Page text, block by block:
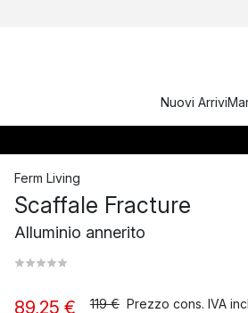
Nuovi Arrivi
Ferm Living
Scaffale Fracture
Alluminio annerito
89,25 € 119 € Prezzo cons. IVA